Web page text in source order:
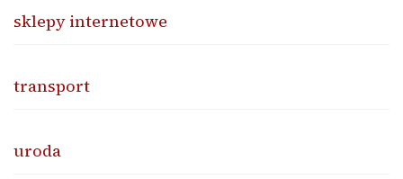
sklepy internetowe
transport
uroda